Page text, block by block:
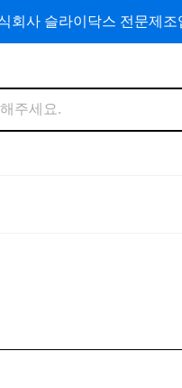
회사 슬라이닥스 전문제조